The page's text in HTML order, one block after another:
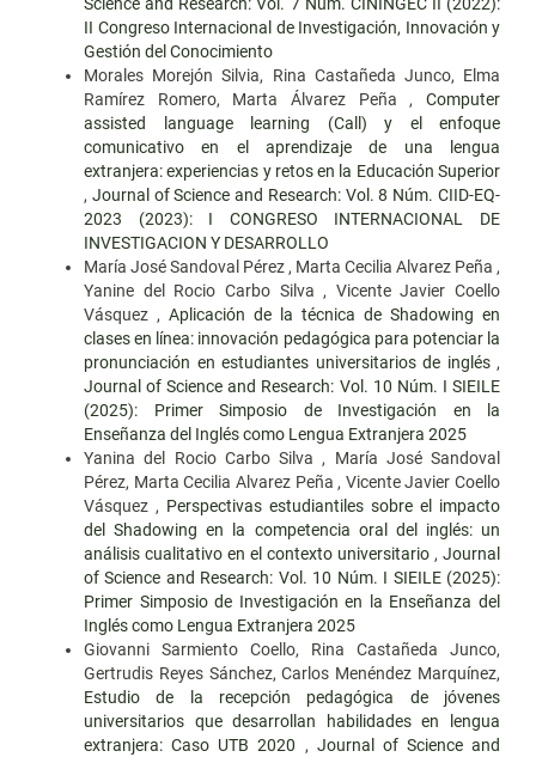
II Congreso Internacional de Investigación, Innovación y
Gestión del Conocimiento
Morales Morejón Silvia, Rina Castañeda Junco, Elma
Ramírez Romero, Marta Álvarez Peña , Computer
assisted language learning (Call) y el enfoque
comunicativo en el aprendizaje de una lengua
extranjera: experiencias y retos en la Educación Superior
, Journal of Science and Research: Vol. 8 Núm. CIID-EQ-
2023 (2023): I CONGRESO INTERNACIONAL DE
INVESTIGACION Y DESARROLLO
María José Sandoval Pérez , Marta Cecilia Alvarez Peña ,
Yanine del Rocio Carbo Silva , Vicente Javier Coello
Vásquez , Aplicación de la técnica de Shadowing en
clases en línea: innovación pedagógica para potenciar la
pronunciación en estudiantes universitarios de inglés ,
Journal of Science and Research: Vol. 10 Núm. I SIEILE
(2025): Primer Simposio de Investigación en la
Enseñanza del Inglés como Lengua Extranjera 2025
Yanina del Rocio Carbo Silva , María José Sandoval
Pérez, Marta Cecilia Alvarez Peña , Vicente Javier Coello
Vásquez , Perspectivas estudiantiles sobre el impacto
del Shadowing en la competencia oral del inglés: un
análisis cualitativo en el contexto universitario , Journal
of Science and Research: Vol. 10 Núm. I SIEILE (2025):
Primer Simposio de Investigación en la Enseñanza del
Inglés como Lengua Extranjera 2025
Giovanni Sarmiento Coello, Rina Castañeda Junco,
Gertrudis Reyes Sánchez, Carlos Menéndez Marquínez,
Estudio de la recepción pedagógica de jóvenes
universitarios que desarrollan habilidades en lengua
extranjera: Caso UTB 2020 , Journal of Science and